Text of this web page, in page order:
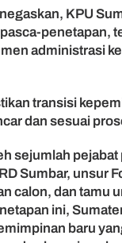
KPU
penetapan,
administrasi
transisi
dan sesuai
sejumlah pejabat
Sumbar, unsur
calon, dan tamu
ini,
baru